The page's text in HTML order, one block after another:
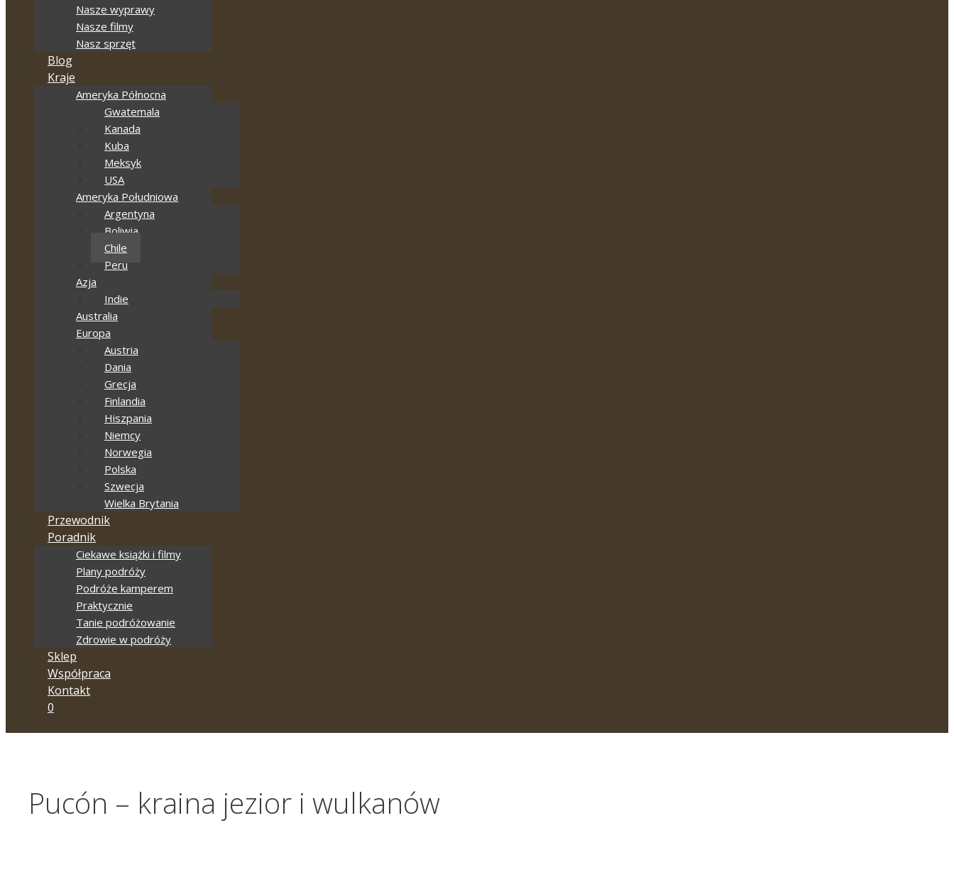
Nasze wyprawy
Nasze filmy
Nasz sprzęt
Blog
Kraje
Ameryka Północna
Gwatemala
Kanada
Kuba
Meksyk
USA
Ameryka Południowa
Argentyna
Boliwia
Chile
Peru
Azja
Indie
Australia
Europa
Austria
Dania
Grecja
Finlandia
Hiszpania
Niemcy
Norwegia
Polska
Szwecja
Wielka Brytania
Przewodnik
Poradnik
Ciekawe książki i filmy
Plany podróży
Podróże kamperem
Praktycznie
Tanie podróżowanie
Zdrowie w podróży
Sklep
Współpraca
Kontakt
0
Pucón – kraina jezior i wulkanów